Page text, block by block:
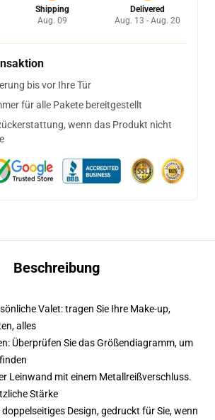
Shipping
Aug. 09
Delivered
Aug. 13 - Aug. 20
bis vor Ihre Tür
für alle Pakete bereitgestellt
wenn das Produkt nicht
Beschreibung
Valet: tragen Sie Ihre Make-up,
alles
Überprüfen Sie das Größendiagramm, um
Leinwand mit einem Metallreißverschluss.
Stärke
Design, gedruckt für Sie, wenn